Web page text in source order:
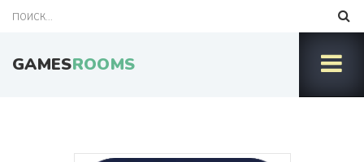
GAMESROOMS